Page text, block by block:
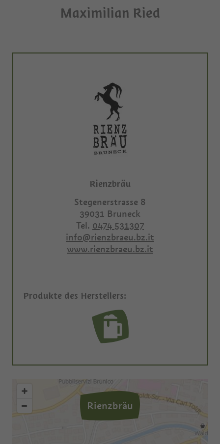
Maximilian Ried
Rienzbräu
Stegenerstrasse 8
39031 Bruneck
Tel. 0474 531307
info@rienzbraeu.bz.it
www.rienzbraeu.bz.it
Produkte des Herstellers:
Rienzbräu